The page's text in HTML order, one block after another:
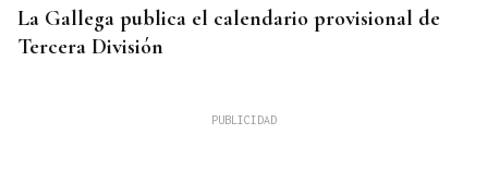
La Gallega publica el calendario provisional de
Tercera División